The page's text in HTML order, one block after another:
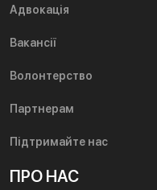
Адвокація
Вакансії
Волонтерство
Партнерам
Підтримайте нас
ПРО НАС